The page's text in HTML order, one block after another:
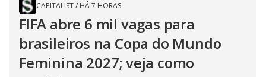
CAPITALIST/ HÁ 7 HORAS
FIFA abre 6 mil vagas para
brasileiros na Copa do Mundo
Feminina 2027; veja como